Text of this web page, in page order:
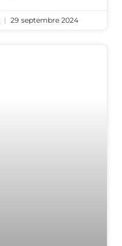
29 septembre 2024